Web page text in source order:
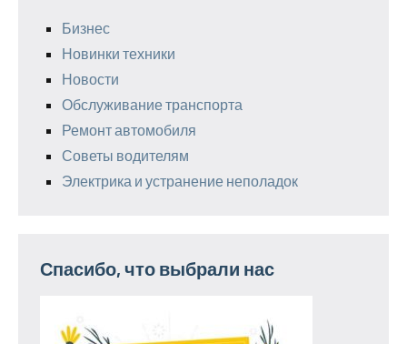
Бизнес
Новинки техники
Новости
Обслуживание транспорта
Ремонт автомобиля
Советы водителям
Электрика и устранение неполадок
Спасибо, что выбрали нас